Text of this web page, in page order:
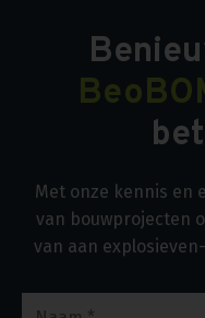
Met onze kennis en
van bouwprojecten
van aan